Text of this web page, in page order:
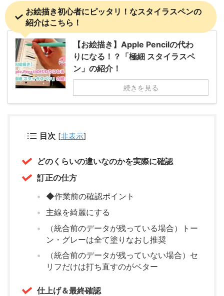
お絵描き初心者にピッタリ！なスタイラスペンの
紹介はこちら！
【お絵描き】Apple Pencilの代わ
りになる！？「極細 スタイラスペ
ン」の紹介！
続きを見る
目次 [非表示]
どのくらいの違いなのかを実際に確認
訂正の仕方
◆作業前の確認ポイント
主線を綺麗にする
（統合前のデータが残っている場合）トー
ン・グレーは全て塗りなおし推奨
（統合前のデータが残っていない場合）セ
リフだけは打ち直すのがベター
仕上げ＆最終確認